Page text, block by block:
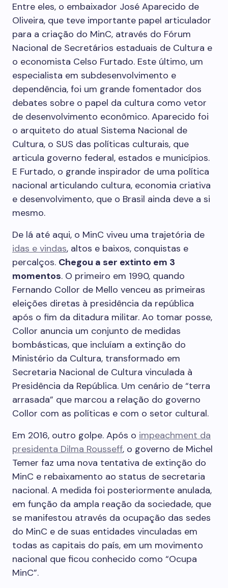
Entre eles, o embaixador José Aparecido de
Oliveira, que teve importante papel articulador
para a criação do MinC, através do Fórum
Nacional de Secretários estaduais de Cultura e
o economista Celso Furtado. Este último, um
especialista em subdesenvolvimento e
dependência, foi um grande fomentador dos
debates sobre o papel da cultura como vetor
de desenvolvimento econômico. Aparecido foi
o arquiteto do atual Sistema Nacional de
Cultura, o SUS das políticas culturais, que
articula governo federal, estados e municípios.
E Furtado, o grande inspirador de uma política
nacional articulando cultura, economia criativa
e desenvolvimento, que o Brasil ainda deve a si
mesmo.
De lá até aqui, o MinC viveu uma trajetória de
idas e vindas, altos e baixos, conquistas e
percalços. Chegou a ser extinto em 3
momentos. O primeiro em 1990, quando
Fernando Collor de Mello venceu as primeiras
eleições diretas à presidência da república
após o fim da ditadura militar. Ao tomar posse,
Collor anuncia um conjunto de medidas
bombásticas, que incluíam a extinção do
Ministério da Cultura, transformado em
Secretaria Nacional de Cultura vinculada à
Presidência da República. Um cenário de “terra
arrasada” que marcou a relação do governo
Collor com as políticas e com o setor cultural.
Em 2016, outro golpe. Após o impeachment da
presidenta Dilma Rousseff, o governo de Michel
Temer faz uma nova tentativa de extinção do
MinC e rebaixamento ao status de secretaria
nacional. A medida foi posteriormente anulada,
em função da ampla reação da sociedade, que
se manifestou através da ocupação das sedes
do MinC e de suas entidades vinculadas em
todas as capitais do país, em um movimento
nacional que ficou conhecido como “Ocupa
MinC”.